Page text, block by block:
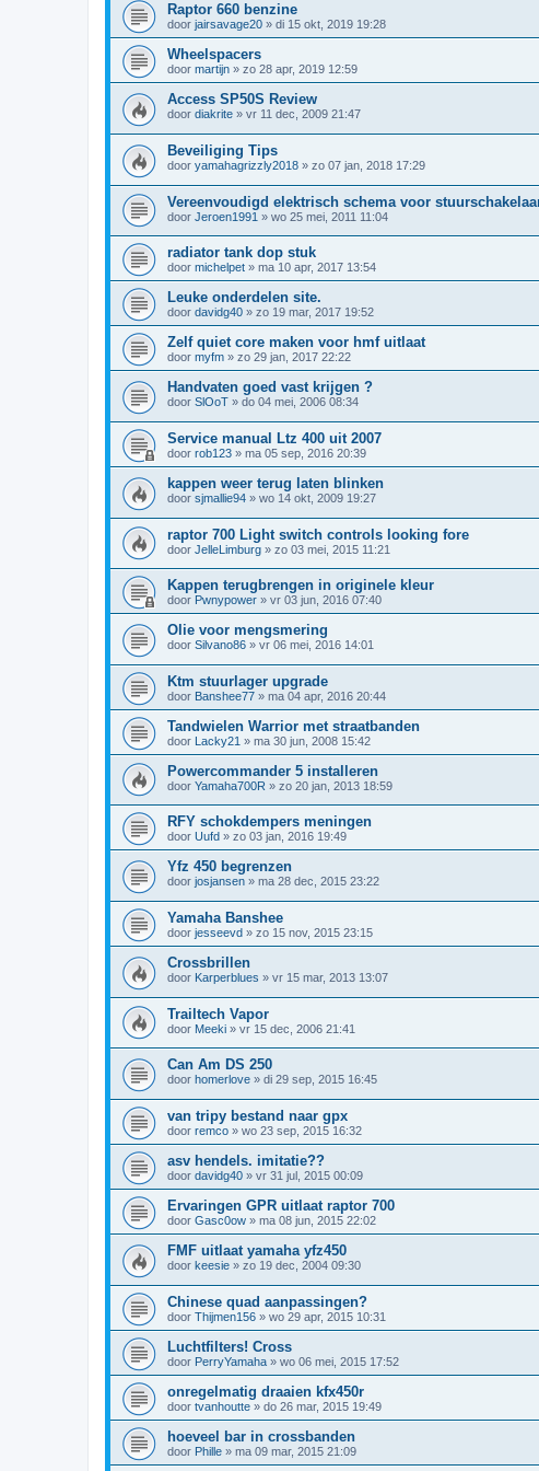
Raptor 660 benzine
door jairsavage20 » di 15 okt, 2019 19:28
Wheelspacers
door martijn » zo 28 apr, 2019 12:59
Access SP50S Review
door diakrite » vr 11 dec, 2009 21:47
Beveiliging Tips
door yamahagrizzly2018 » zo 07 jan, 2018 17:29
Vereenvoudigd elektrisch schema voor
door Jeroen1991 » wo 25 mei, 2011 11:04
radiator tank dop stuk
door michelpet » ma 10 apr, 2017 13:54
Leuke onderdelen site.
door davidg40 » zo 19 mar, 2017 19:52
Zelf quiet core maken voor hmf uitlaat
door myfm » zo 29 jan, 2017 22:22
Handvaten goed vast krijgen ?
door SlOoT » do 04 mei, 2006 08:34
Service manual Ltz 400 uit 2007
door rob123 » ma 05 sep, 2016 20:39
kappen weer terug laten blinken
door sjmallie94 » wo 14 okt, 2009 19:27
raptor 700 Light switch controls looking fore
door JelleLimburg » zo 03 mei, 2015 11:21
Kappen terugbrengen in originele kleur
door Pwnypower » vr 03 jun, 2016 07:40
Olie voor mengsmering
door Silvano86 » vr 06 mei, 2016 14:01
Ktm stuurlager upgrade
door Banshee77 » ma 04 apr, 2016 20:44
Tandwielen Warrior met straatbanden
door Lacky21 » ma 30 jun, 2008 15:42
Powercommander 5 installeren
door Yamaha700R » zo 20 jan, 2013 18:59
RFY schokdempers meningen
door Uufd » zo 03 jan, 2016 19:49
Yfz 450 begrenzen
door josjansen » ma 28 dec, 2015 23:22
Yamaha Banshee
door jesseevd » zo 15 nov, 2015 23:15
Crossbrillen
door Karperblues » vr 15 mar, 2013 13:07
Trailtech Vapor
door Meeki » vr 15 dec, 2006 21:41
Can Am DS 250
door homerlove » di 29 sep, 2015 16:45
van tripy bestand naar gpx
door remco » wo 23 sep, 2015 16:32
asv hendels. imitatie??
door davidg40 » vr 31 jul, 2015 00:09
Ervaringen GPR uitlaat raptor 700
door Gasc0ow » ma 08 jun, 2015 22:02
FMF uitlaat yamaha yfz450
door keesie » zo 19 dec, 2004 09:30
Chinese quad aanpassingen?
door Thijmen156 » wo 29 apr, 2015 10:31
Luchtfilters! Cross
door PerryYamaha » wo 06 mei, 2015 17:52
onregelmatig draaien kfx450r
door tvanhoutte » do 26 mar, 2015 19:49
hoeveel bar in crossbanden
door Phille » ma 09 mar, 2015 21:09